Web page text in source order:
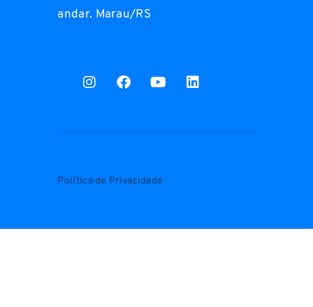
andar. Marau/RS
Política de Privacidade